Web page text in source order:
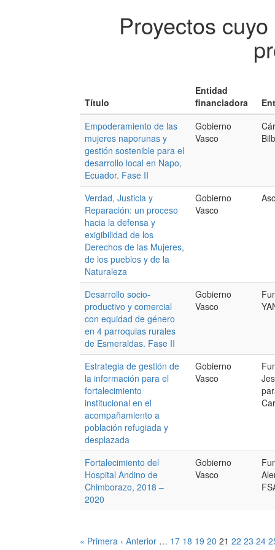
Proyectos
Título
Entidad
financiadora
Empoderamiento de las
mujeres naporunas y
gestión sostenible para el
desarrollo local en Napo,
Ecuador. Fase II
Gobierno
Vasco
Verdad, Justicia y
Reparación: un proceso
hacia la defensa y
exigibilidad de los
Derechos de las Mujeres,
de los pueblos y de la
Naturaleza
Gobierno
Vasco
Desarrollo socio-
productivo y comercial
con equidad de género
en 4 parroquias rurales
de Esmeraldas. Fase II
Gobierno
Vasco
Estrategia de gestión de
la información para el
fortalecimiento
institucional en el
acompañamiento a
población refugiada y
desplazada
Gobierno
Vasco
Fortalecimiento del
Hospital Andino de
Chimborazo, 2018 –
2020
Gobierno
Vasco
« Primera ‹ Anterior … 17 18 19 20 21 22 23 24